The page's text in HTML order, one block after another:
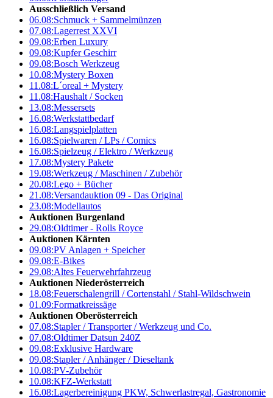
Ausschließlich Versand
06.08:Schmuck + Sammelmünzen
07.08:Lagerrest XXVI
09.08:Erben Luxury
09.08:Kupfer Geschirr
09.08:Bosch Werkzeug
10.08:Mystery Boxen
11.08:L´oreal + Mystery
11.08:Haushalt / Socken
13.08:Messersets
16.08:Werkstattbedarf
16.08:Langspielplatten
16.08:Spielwaren / LPs / Comics
16.08:Spielzeug / Elektro / Werkzeug
17.08:Mystery Pakete
19.08:Werkzeug / Maschinen / Zubehör
20.08:Lego + Bücher
21.08:Versandauktion 09 - Das Original
23.08:Modellautos
Auktionen Burgenland
29.08:Oldtimer - Rolls Royce
Auktionen Kärnten
09.08:PV Anlagen + Speicher
09.08:E-Bikes
29.08:Altes Feuerwehrfahrzeug
Auktionen Niederösterreich
18.08:Feuerschalengrill / Cortenstahl / Stahl-Wildschwein
01.09:Formatkreissäge
Auktionen Oberösterreich
07.08:Stapler / Transporter / Werkzeug und Co.
07.08:Oldtimer Datsun 240Z
09.08:Exklusive Hardware
09.08:Stapler / Anhänger / Dieseltank
10.08:PV-Zubehör
10.08:KFZ-Werkstatt
16.08:Lagerbereinigung PKW, Schwerlastregal, Gastronomie